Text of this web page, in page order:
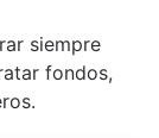
siempre
fondos,